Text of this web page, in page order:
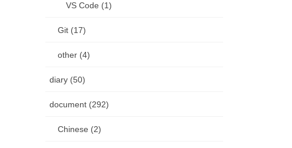
VS Code (1)
Git (17)
other (4)
diary (50)
document (292)
Chinese (2)